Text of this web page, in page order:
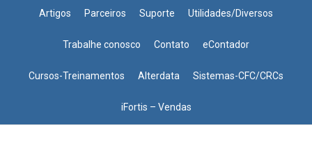
Artigos Parceiros Suporte Utilidades/Diversos
Trabalhe conosco Contato eContador
Cursos-Treinamentos Alterdata Sistemas-CFC/CRCs
iFortis – Vendas